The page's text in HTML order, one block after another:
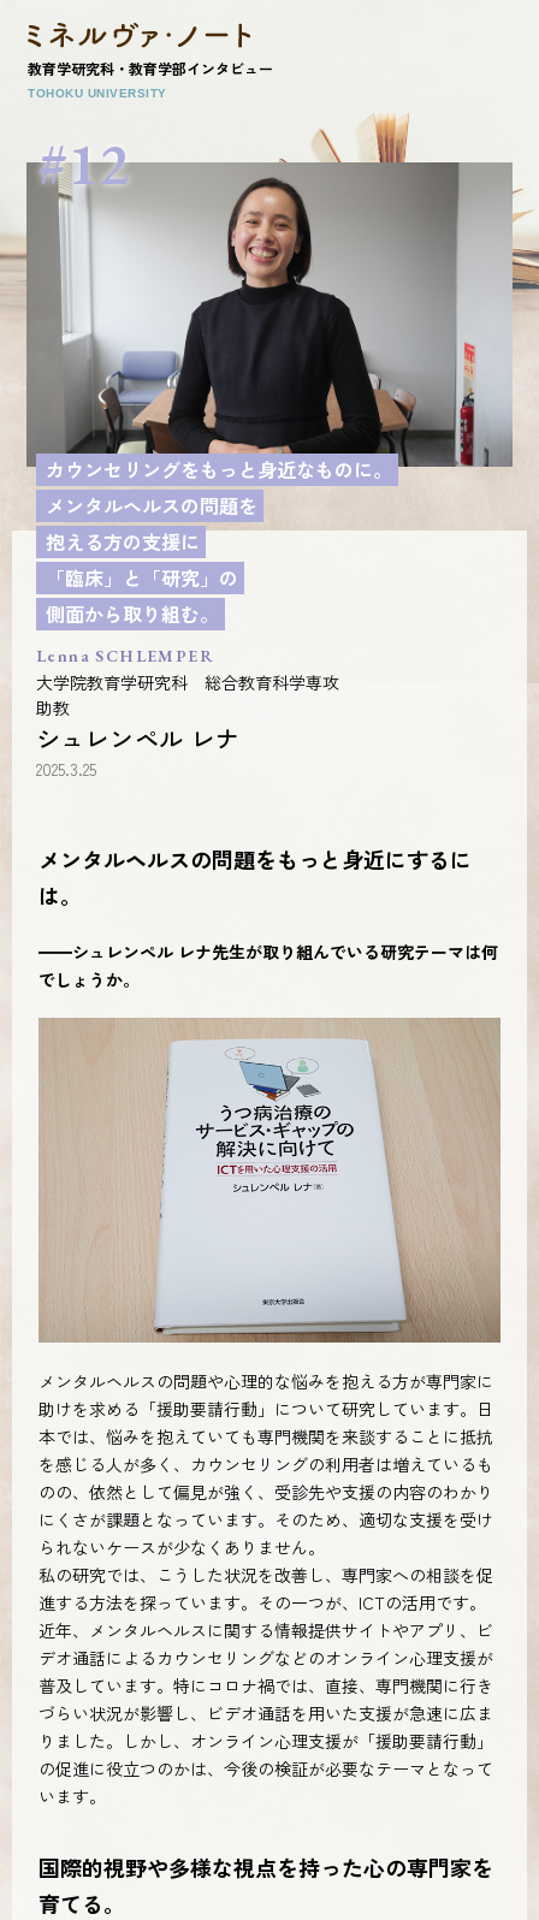
教育学研究科・教育学部インタビュー
TOHOKU UNIVERSITY
12
カウンセリングをもっと身近なものに。
メンタルヘルスの問題を
抱える方の支援に
「臨床」と「研究」の
側面から取り組む。
Lenna SCHLEMPER
大学院教育学研究科 総合教育科学専攻
助教
シュレンペル レナ
2025.3.25
メンタルヘルスの問題をもっと身近にするに
は。
━━シュレンペル レナ先生が取り組んでいる研究テーマは何
でしょうか。
メンタルヘルスの問題や心理的な悩みを抱える方が専門家に
助けを求める「援助要請行動」について研究しています。日
本では、悩みを抱えていても専門機関を来談することに抵抗
を感じる人が多く、カウンセリングの利用者は増えているも
のの、依然として偏見が強く、受診先や支援の内容のわかり
にくさが課題となっています。そのため、適切な支援を受け
られないケースが少なくありません。
私の研究では、こうした状況を改善し、専門家への相談を促
進する方法を探っています。その一つが、ICTの活用です。
近年、メンタルヘルスに関する情報提供サイトやアプリ、ビ
デオ通話によるカウンセリングなどのオンライン心理支援が
普及しています。特にコロナ禍では、直接、専門機関に行き
づらい状況が影響し、ビデオ通話を用いた支援が急速に広ま
りました。しかし、オンライン心理支援が「援助要請行動」
の促進に役立つのかは、今後の検証が必要なテーマとなって
います。
国際的視野や多様な視点を持った心の専門家を
育てる。